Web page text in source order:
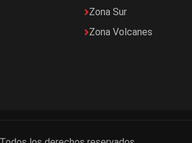
Zona Sur
Zona Volcanes